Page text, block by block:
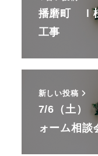
播磨町 Ｉ
工事
新しい投稿
7/6（土）
ォーム相談